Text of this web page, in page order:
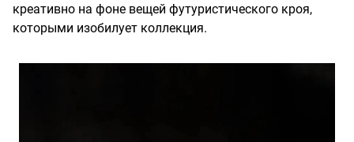
креативно на фоне вещей футуристического кроя,
которыми изобилует коллекция.